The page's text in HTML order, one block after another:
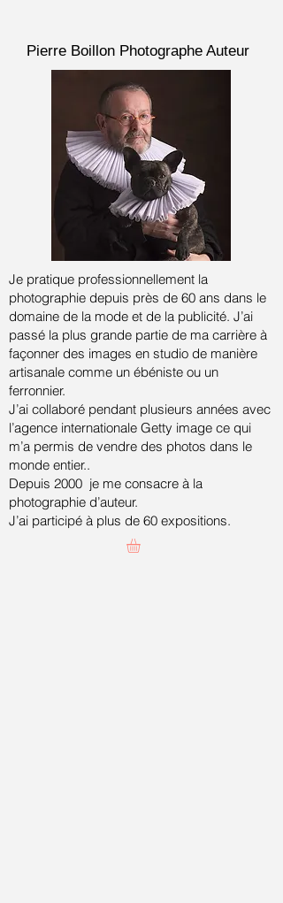
Pierre Boillon Photographe Auteur
Je pratique professionnellement la
photographie depuis près de 60 ans dans le
domaine de la mode et de la publicité. J’ai
passé la plus grande partie de ma carrière à
façonner des images en studio de manière
artisanale comme un ébéniste ou un
ferronnier.
J’ai collaboré pendant plusieurs années avec
l’agence internationale Getty image ce qui
m’a permis de vendre des photos dans le
monde entier..
Depuis 2000 je me consacre à la
photographie d’auteur.
J’ai participé à plus de 60 expositions.